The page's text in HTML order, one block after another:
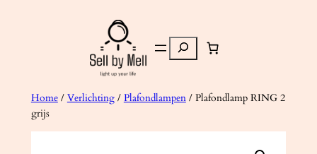
Zoeken
Home/ Verlichting/ Plafondlampen/ Plafondlamp RING 2
grijs